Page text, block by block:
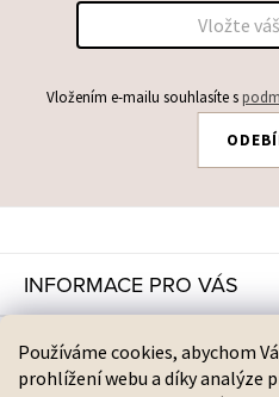
Používáme cookies, abychom
prohlížení webu a díky analýze
Vložením e-mailu souhlasíte s
Z
A
INFORMACE PRO VÁS
INSTAGRAM